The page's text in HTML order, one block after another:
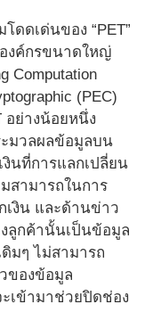
ดดเด่นของ “PET”
งค์กรขนาดใหญ่
Computation
(PEC)
อย่างน้อยหนึ่ง
ะมวลผลข้อมูลบน
นที่การแลกเปลี่ยน
สามารถในการ
เงิน และด้านข่าว
งลูกค้านั้นเป็นข้อมูล
มๆ ไม่สามารถ
ของข้อมูล
เข้ามาช่วยปิดช่อง